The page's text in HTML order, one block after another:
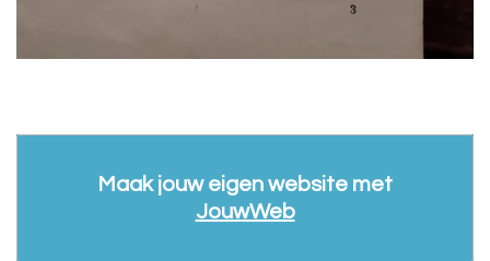
Maak jouw eigen website met
JouwWeb